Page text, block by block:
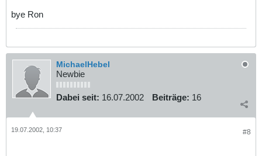
bye Ron
MichaelHebel
Newbie
Dabei seit: 16.07.2002 Beiträge: 16
#8
19.07.2002, 10:37